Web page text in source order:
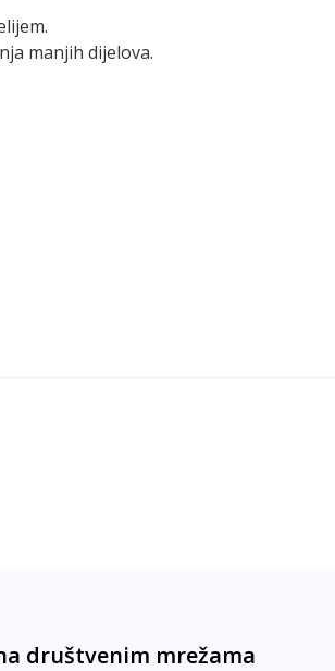
manjih dijelova.
društvenim mrežama